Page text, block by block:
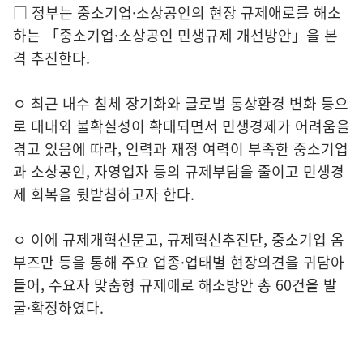
□ 정부는 중소기업·소상공인의 현장 규제애로를 해소
하는 「중소기업·소상공인 민생규제 개선방안」을 본
격 추진한다.
ㅇ 최근 내수 침체 장기화와 글로벌 통상환경 변화 등으
로 대내외 불확실성이 확대되면서 민생경제가 어려움을
겪고 있음에 따라, 인력과 재정 여력이 부족한 중소기업
과 소상공인, 자영업자 등의 규제부담을 줄이고 민생경
제 회복을 뒷받침하고자 한다.
ㅇ 이에 규제개혁신문고, 규제혁신추진단, 중소기업 옴
부즈만 등을 통해 주요 업종·업태별 현장의견을 귀담아
들어, 수요자 맞춤형 규제애로 해소방안 총 60건을 발
굴·확정하였다.